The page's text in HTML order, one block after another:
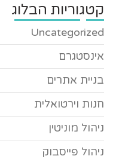
קטגוריות הבלוג
Uncategorized
אינסטגרם
בניית אתרים
חנות וירטואלית
ניהול מוניטין
ניהול פייסבוק